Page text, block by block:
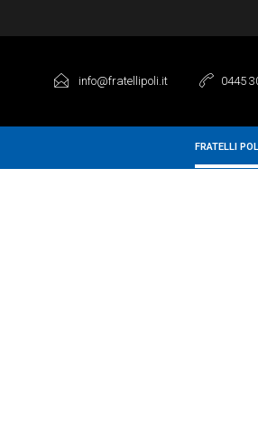
info@fratellipoli.it 0445
FRATELLI